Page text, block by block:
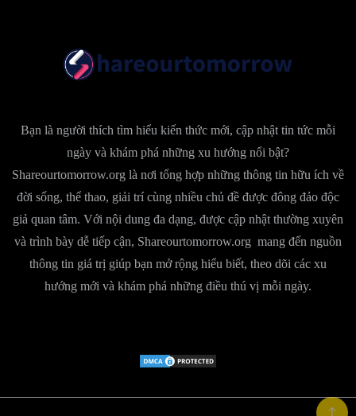
Bạn là người thích tìm hiểu kiến thức mới, cập nhật tin tức mỗi
ngày và khám phá những xu hướng nổi bật?
Shareourtomorrow.org là nơi tổng hợp những thông tin hữu ích về
đời sống, thể thao, giải trí cùng nhiều chủ đề được đông đảo độc
giả quan tâm. Với nội dung đa dạng, được cập nhật thường xuyên
và trình bày dễ tiếp cận, Shareourtomorrow.org mang đến nguồn
thông tin giá trị giúp bạn mở rộng hiểu biết, theo dõi các xu
hướng mới và khám phá những điều thú vị mỗi ngày.